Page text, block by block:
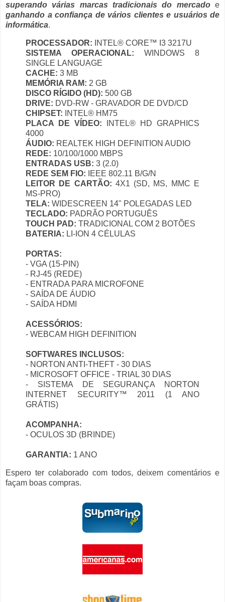
superando várias marcas tradicionais do mercadoe
ganhando a confiança de vários clientes e usuários de
informática.
PROCESSADOR: INTEL® CORE™ I3 3217U
SISTEMA OPERACIONAL: WINDOWS 8
SINGLE LANGUAGE
CACHE: 3 MB
MEMÓRIA RAM: 2 GB
DISCO RÍGIDO (HD): 500 GB
DRIVE: DVD-RW - GRAVADOR DE DVD/CD
CHIPSET: INTEL® HM75
PLACA DE VÍDEO: INTEL® HD GRAPHICS
4000
ÁUDIO: REALTEK HIGH DEFINITION AUDIO
REDE: 10/100/1000 MBPS
ENTRADAS USB: 3 (2.0)
REDE SEM FIO: IEEE 802.11 B/G/N
LEITOR DE CARTÃO: 4X1 (SD, MS, MMC E
MS-PRO)
TELA: WIDESCREEN 14" POLEGADAS LED
TECLADO: PADRÃO PORTUGUÊS
TOUCH PAD: TRADICIONAL COM 2 BOTÕES
BATERIA: LI-ION 4 CÉLULAS
PORTAS:
- VGA (15-PIN)
- RJ-45 (REDE)
- ENTRADA PARA MICROFONE
- SAÍDA DE ÁUDIO
- SAÍDA HDMI
ACESSÓRIOS:
- WEBCAM HIGH DEFINITION
SOFTWARES INCLUSOS:
- NORTON ANTI-THEFT - 30 DIAS
- MICROSOFT OFFICE - TRIAL 30 DIAS
- SISTEMA DE SEGURANÇA NORTON
INTERNET SECURITY™ 2011 (1 ANO
GRÁTIS)
ACOMPANHA:
- OCULOS 3D (BRINDE)
GARANTIA: 1 ANO
Espero ter colaborado com todos, deixem comentários e
façam boas compras.